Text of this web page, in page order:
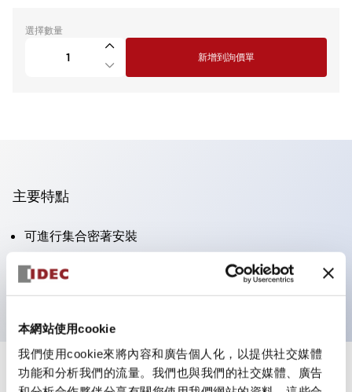
本網站使用cookie
我們使用cookie來將內容和廣告個人化，以提供社交媒體
功能和分析我們的流量。我們也與我們的社交媒體、廣告
選擇數量
新增到詢價單
主要特點
可進行集合密著安裝
附鎖選擇開關採用高安全性的彈子鎖結構
防護結構為IP65（IEC60529）
規格 顯示全部